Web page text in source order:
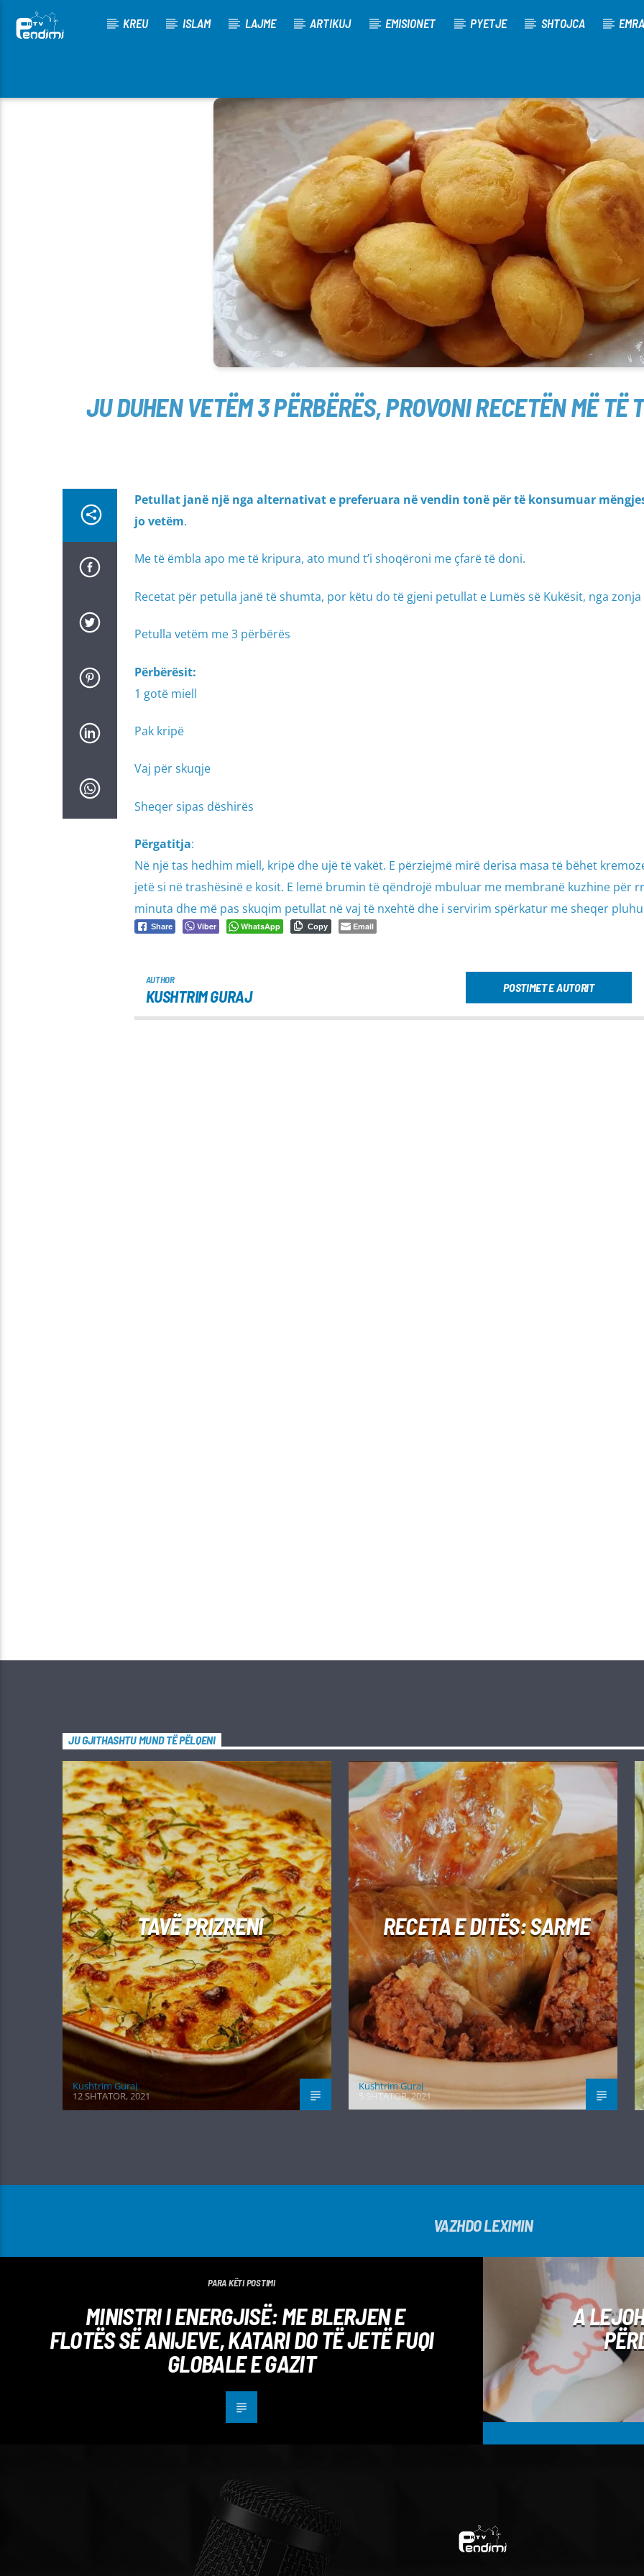
KREU ISLAM LAJME ARTIKUJ EMISIONET PYETJE SHTOJCA EMRA
[There are no radio stations in the database]
JU DUHEN VETËM 3 PËRBËRËS, PROVONI RECETËN MË
Petullat janë një nga alternativat e preferuara në vendin tonë për të konsumuar
jo vetëm.
Me të ëmbla apo me të kripura, ato mund t’i shoqëroni me çfarë të doni.
Recetat për petulla janë të shumta, por këtu do të gjeni petullat e Lumës së Kukësit, nga zonja
Petulla vetëm me 3 përbërës
Përbërësit:
1 gotë miell
Pak kripë
Vaj për skuqje
Sheqer sipas dëshirës
Përgatitja:
Në një tas hedhim miell, kripë dhe ujë të vakët. E përziejmë mirë derisa masa të bëhet
jetë si në trashësinë e kosit. E lemë brumin të qëndrojë mbuluar me membranë kuzhine për
minuta dhe më pas skuqim petullat në vaj të nxehtë dhe i servirim spërkatur me sheqer
Share Viber WhatsApp Copy Email
AUTHOR
KUSHTRIM GURAJ POSTIMET E AUTORIT
JU GJITHASHTU MUND TË PËLQENI
TAVË PRIZRENI
Kushtrim Guraj
12 SHTATOR, 2021
RECETA E DITËS: SARME
Kushtrim Guraj
5 SHTATOR, 2021
VAZHDO LEXIMIN
PARA KËTI POSTIMI
MINISTRI I ENERGJISË: ME BLERJEN E
FLOTËS SË ANIJEVE, KATARI DO TË JETË FUQI
GLOBALE E GAZIT
A